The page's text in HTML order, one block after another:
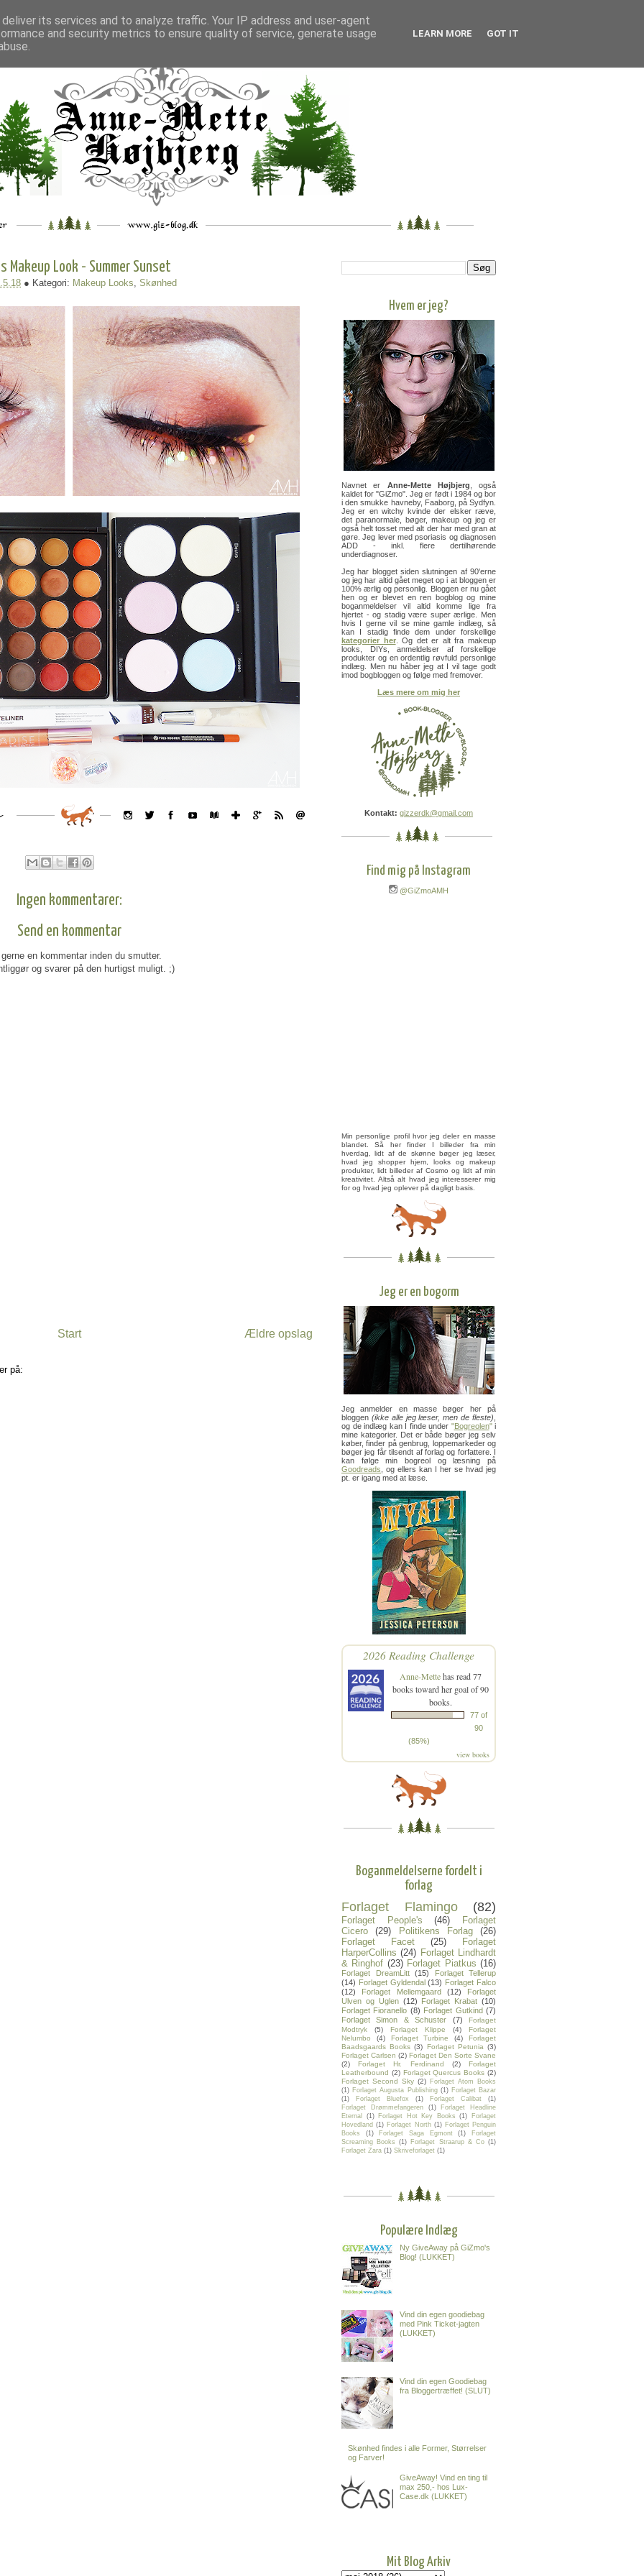
___ _. __ __ _ ___
Makeup Look - Summer Sunset
● Kategori: Makeup Looks, Skønhed
Ingen kommentarer:
Send en kommentar
en kommentar inden du smutter.
og svarer på den hurtigst muligt. ;)
Ældre opslag
Start
på:
Hvem er jeg?
Navnet er Anne-Mette Højbjerg , også
kaldet for "GiZmo". Jeg er født i 1984 og bor
i den smukke havneby, Faaborg, på Sydfyn.
Jeg er en witchy kvinde der elsker ræve,
det paranormale, bøger, makeup og jeg er
også helt tosset med alt der har med gran at
gøre. Jeg lever med psoriasis og diagnosen
ADD - inkl. flere dertilhørende
underdiagnoser.
Jeg har blogget siden slutningen af 90'erne
og jeg har altid gået meget op i at bloggen er
100% ærlig og personlig. Bloggen er nu gået
hen og er blevet en ren bogblog og mine
boganmeldelser vil altid komme lige fra
hjertet - og stadig være super ærlige. Men
hvis I gerne vil se mine gamle indlæg, så
kan I stadig finde dem under forskellige
kategorier her. Og det er alt fra makeup
looks, DIYs, anmeldelser af forskellige
produkter og en ordentlig røvfuld personlige
indlæg. Men nu håber jeg at I vil tage godt
imod bogbloggen og følge med fremover.
Læs mere om mig her
Kontakt: gizzerdk@gmail.com
Find mig på Instagram
@GiZmoAMH
Min personlige profil hvor jeg deler en masse
blandet. Så her finder I billeder fra min
hverdag, lidt af de skønne bøger jeg læser,
hvad jeg shopper hjem, looks og makeup
produkter, lidt billeder af Cosmo og lidt af min
kreativitet. Altså alt hvad jeg interesserer mig
for og hvad jeg oplever på dagligt basis.
Jeg er en bogorm
Jeg anmelder en masse bøger her på
bloggen (ikke alle jeg læser, men de fleste)
og de indlæg kan I finde under "Bogreolen"i
mine kategorier. Det er både bøger jeg selv
køber, finder på genbrug, loppemarkeder og
bøger jeg får tilsendt af forlag og forfattere. I
kan følge min bogreol og læsning på
Goodreads , og ellers kan I her se hvad jeg
pt. er igang med at læse.
2026 Reading Challenge
Anne-Mettehas read 77
books toward her goal of 90
books.
77 of
90
(85%)
view books
Boganmeldelserne fordelt i
forlag
Forlaget Flamingo (82)
Forlaget People's (46)
Forlaget
Cicero
(29) Politikens Forlag
(26)
Forlaget Facet
(25)
Forlaget
HarperCollins (24) Forlaget Lindhardt
& Ringhof (23) Forlaget Piatkus (16)
Forlaget DreamLitt (15)
Forlaget Tellerup
(14) Forlaget Gyldendal (13) Forlaget Falco
(12)
Forlaget Mellemgaard (12)
Forlaget
Ulven og Uglen (12) Forlaget Krabat (10)
Forlaget Fioranello (8) Forlaget Gutkind (7)
Forlaget Simon & Schuster
(7)
Forlaget
Modtryk
(5) Forlaget Klippe (4)
Forlaget
Nelumbo
(4) Forlaget Turbine (4)
Forlaget
Baadsgaards Books (3) Forlaget Petunia (3)
Forlaget Carlsen (2) Forlaget Den Sorte Svane
(2)
Forlaget Hr. Ferdinand (2)
Forlaget
Leatherbound (2) Forlaget Quercus Books (2)
Forlaget Second Sky (2) Forlaget Atom Books
(1) Forlaget Augusta Publishing (1) Forlaget Bazar
(1)
Forlaget Bluefox (1) Forlaget Calibat
(1)
Forlaget Drømmefangeren
(1)
Forlaget Headline
Eternal
(1) Forlaget Hot Key Books (1)
Forlaget
Hovedland (1) Forlaget North (1) Forlaget Penguin
Books
(1) Forlaget Saga Egmont (1)
Forlaget
Screaming Books
(1) Forlaget Straarup & Co (1)
Forlaget Zara (1) Skriveforlaget (1)
Populære Indlæg
Ny GiveAway på GiZmo's
Blog! (LUKKET)
Vind din egen goodiebag
med Pink Ticket-jagten
(LUKKET)
Vind din egen Goodiebag
fra Bloggertræffet! (SLUT)
Skønhed findes i alle Former, Størrelser
og Farver!
GiveAway! Vind en ting til
max 250,- hos Lux-
Case.dk (LUKKET)
Mit Blog Arkiv
its services and to analyze traffic. Your IP address and user-agent
and security metrics to ensure quality of service, generate usage
LEARN MORE GOT IT